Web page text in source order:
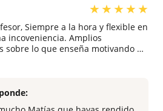
★★★★★
Siempre a la hora y flexible en
incoveniencia. Amplios
sobre lo que enseña motivando al
allá. En mi caso tuve clases de